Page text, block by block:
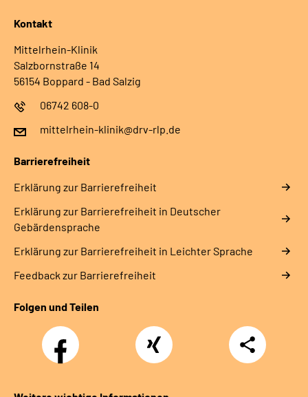
Kontakt
Mittelrhein-Klinik
Salzbornstraße 14
56154 Boppard - Bad Salzig
06742 608-0
mittelrhein-klinik@drv-rlp.de
Barrierefreiheit
Erklärung zur Barrierefreiheit
Erklärung zur Barrierefreiheit in Deutscher
Gebärdensprache
Erklärung zur Barrierefreiheit in Leichter Sprache
Feedback zur Barrierefreiheit
Folgen und Teilen
Facebook Xing
Teilen